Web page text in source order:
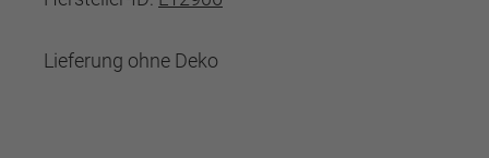
Lieferung ohne Deko